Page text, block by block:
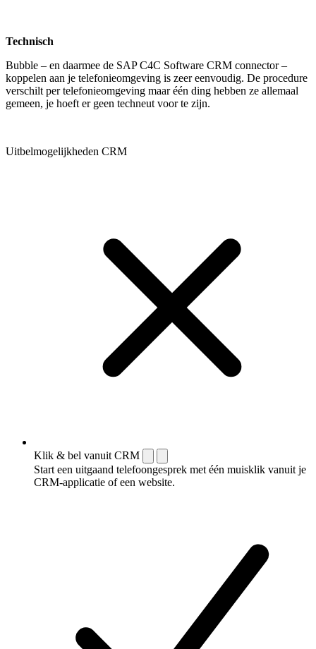
Technisch
Bubble – en daarmee de SAP C4C Software CRM connector –
koppelen aan je telefonieomgeving is zeer eenvoudig. De procedure
verschilt per telefonieomgeving maar één ding hebben ze allemaal
gemeen, je hoeft er geen techneut voor te zijn.
Uitbelmogelijkheden CRM
Klik & bel vanuit CRM
Start een uitgaand telefoongesprek met één muisklik vanuit je
CRM-applicatie of een website.